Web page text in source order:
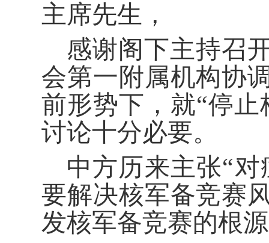
主席先生，
感谢阁下主持召
会第一附属机构协
前形势下，就“停
讨论十分必要。
中方历来主张“
要解决核军备竞赛
发核军备竞赛的根